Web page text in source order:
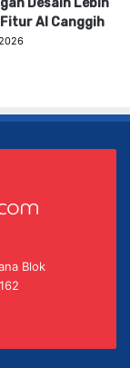
Desain Lebih
AI Canggih
Blok